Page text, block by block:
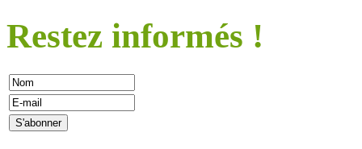
Restez informés !